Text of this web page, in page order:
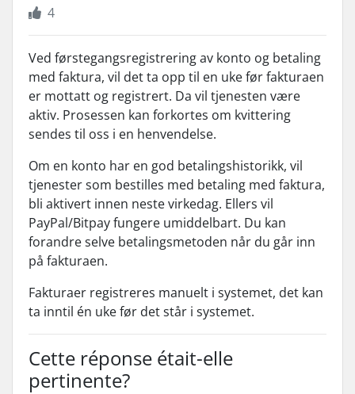
4
Ved førstegangsregistrering av konto og betaling
med faktura, vil det ta opp til en uke før fakturaen
er mottatt og registrert. Da vil tjenesten være
aktiv. Prosessen kan forkortes om kvittering
sendes til oss i en henvendelse.
Om en konto har en god betalingshistorikk, vil
tjenester som bestilles med betaling med faktura,
bli aktivert innen neste virkedag. Ellers vil
PayPal/Bitpay fungere umiddelbart. Du kan
forandre selve betalingsmetoden når du går inn
på fakturaen.
Fakturaer registreres manuelt i systemet, det kan
ta inntil én uke før det står i systemet.
Cette réponse était-elle
pertinente?